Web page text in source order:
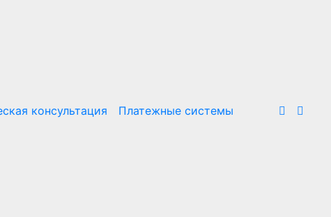
консультация Платежные системы